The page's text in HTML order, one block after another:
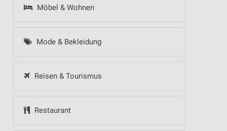
Möbel & Wohnen
Mode & Bekleidung
Reisen & Tourismus
Restaurant